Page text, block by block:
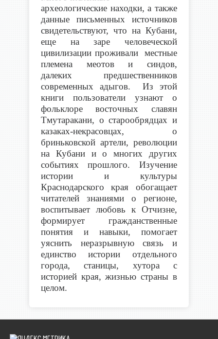
археологические находки, а также
данные письменных источников
свидетельствуют, что на Кубани,
еще на заре человеческой
цивилизации проживали местные
племена меотов и синдов,
далеких предшественников
современных адыгов.Изэтой
книги пользователи узнают о
фольклоре восточных славян
Тмутаракани, о старообрядцах и
казаках-некрасовцах, о
бриньковской артели, революции
на Кубани и о многих других
событиях прошлого. Изучение
истории и культуры
Краснодарского края обогащает
читателей знаниями о регионе,
воспитывает любовь к Отчизне,
формирует гражданственные
понятия и навыки, помогает
уяснить неразрывную связь и
единство истории отдельного
города, станицы, хутора с
историей края, жизнью страны в
целом.